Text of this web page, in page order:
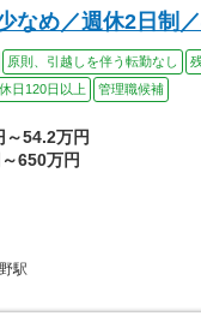
なめ／週休2日制
原則、引越しを伴う転勤なし
日120日以上 管理職候補
～54.2万円
650万円
駅